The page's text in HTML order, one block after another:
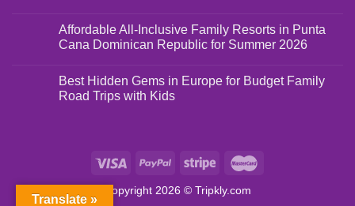
Affordable All-Inclusive Family Resorts in Punta
Cana Dominican Republic for Summer 2026
Best Hidden Gems in Europe for Budget Family
Road Trips with Kids
Copyright 2026 © Tripkly.com
Translate »